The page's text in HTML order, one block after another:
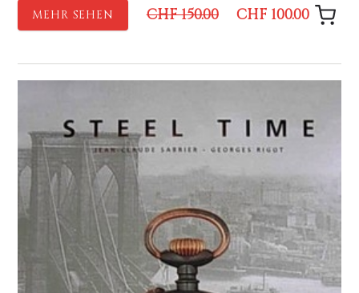
MEHR SEHEN CHF 150.00 CHF 100.00